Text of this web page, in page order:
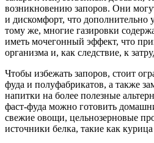
возникновению запоров. Они
и дискомфорт, что дополнительно
тому же, многие газировки
иметь мочегонный эффект, что
организма и, как следствие, к
Чтобы избежать запоров, стоит
фуда и полуфабрикатов, а также
напитки на более полезные
фаст-фуда можно готовить
свежие овощи, цельнозерновые
источники белка, такие как